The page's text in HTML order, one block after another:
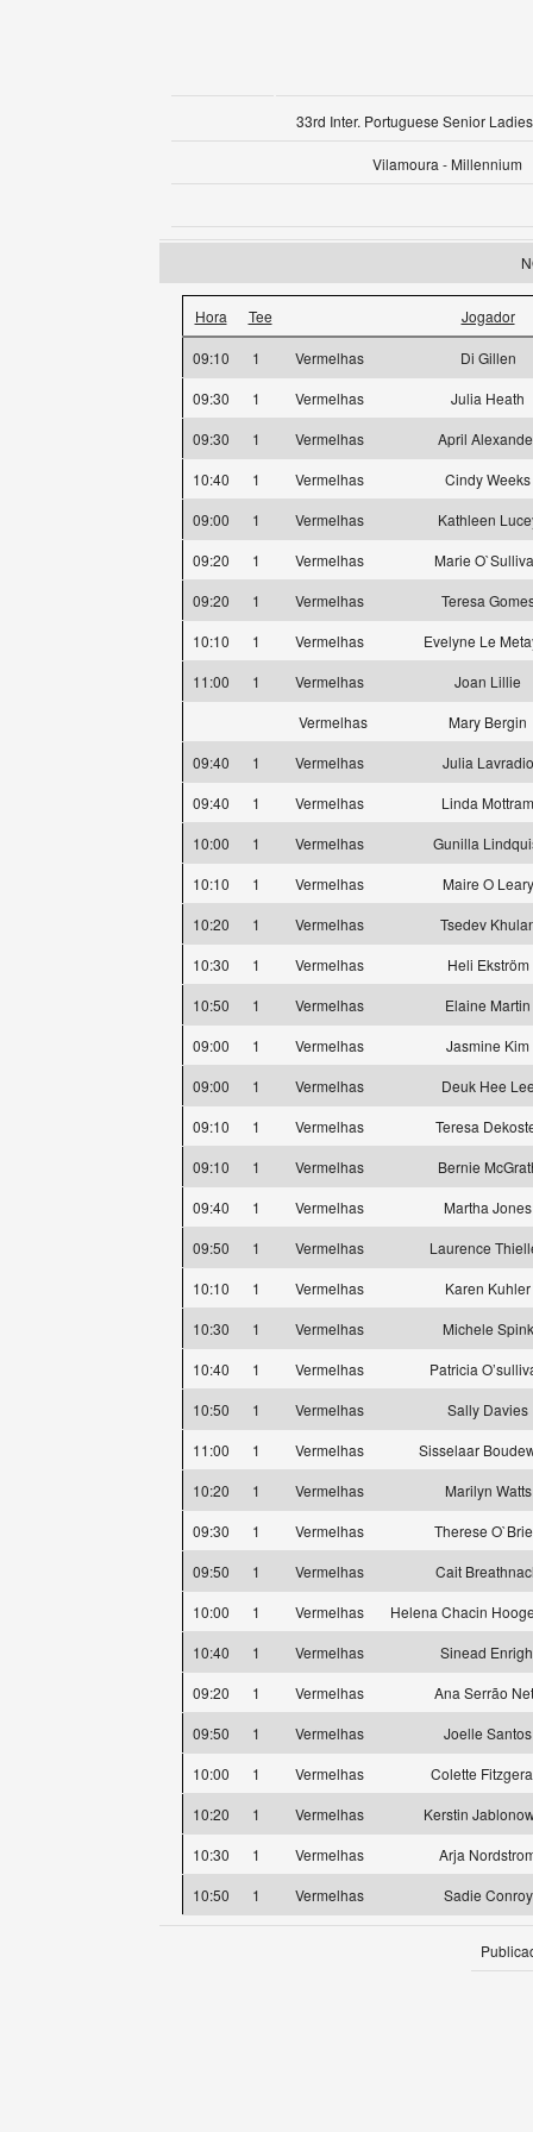
33rd Inter. Portuguese Senior
Vilamoura - Millennium
Hora Tee Jogador
09:10 1 Vermelhas
Di Gillen
09:30
1 Vermelhas
Julia Heath
09:30
1 Vermelhas
April
10:40
1 Vermelhas
Cindy Weeks
09:00
1 Vermelhas
Kathleen
09:20
1 Vermelhas
Marie
09:20
1 Vermelhas
Teresa
10:10
1 Vermelhas
Evelyne Le
11:00
1 Vermelhas
Joan Lillie
Vermelhas
Mary Bergin
09:40
1 Vermelhas
Julia Lavradio
09:40
1 Vermelhas
Linda Mottram
10:00
1 Vermelhas
Gunilla
10:10
1 Vermelhas
Maire O Leary
10:20
1 Vermelhas
Tsedev
10:30
1 Vermelhas
Heli Ekström
10:50
1 Vermelhas
Elaine Martin
09:00
1 Vermelhas
Jasmine Kim
09:00
1 Vermelhas
Deuk Hee
09:10
1 Vermelhas
Teresa
09:10
1 Vermelhas
Bernie
09:40
1 Vermelhas
Martha Jones
09:50
1 Vermelhas
Laurence
10:10
1 Vermelhas
Karen Kuhler
10:30
1 Vermelhas
Michele Spink
10:40
1 Vermelhas
Patricia
10:50
1 Vermelhas
Sally Davies
11:00
1 Vermelhas
Sisselaar
10:20
1 Vermelhas
Marilyn Watts
09:30
1 Vermelhas
Therese
09:50
1 Vermelhas
Cait
10:00
1 Vermelhas
Helena Chacin
10:40
1 Vermelhas
Sinead
09:20
1 Vermelhas
Ana Serrão
09:50
1 Vermelhas
Joelle Santos
10:00
1 Vermelhas
Colette
10:20
1 Vermelhas
Kerstin
10:30
1 Vermelhas
Arja
10:50
1 Vermelhas Sadie Conroy